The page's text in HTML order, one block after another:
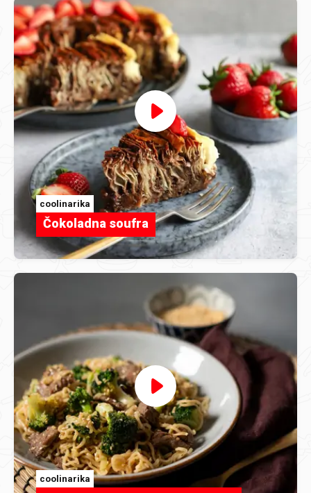
coolinarika
Čokoladna soufra
coolinarika